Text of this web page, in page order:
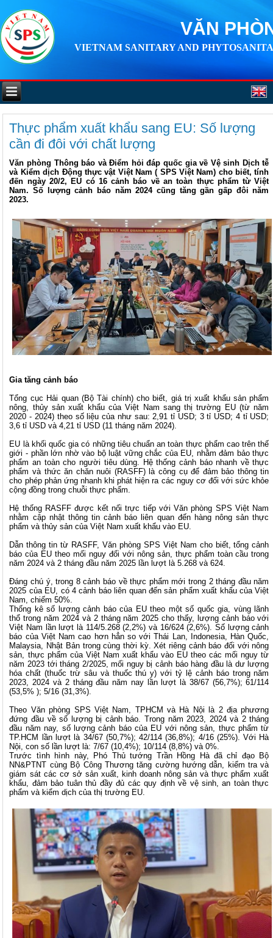
VĂN
VIETNAM SANITARY AND
Thực phẩm xuất khẩu sang EU: Số lượng
cần đi đôi với chất lượng
Văn phòng Thông báo và Điểm hỏi đáp quốc gia về Vệ sinh Dịch tễ
và Kiểm dịch Động thực vật Việt Nam ( SPS Việt Nam) cho biết, tính
đến ngày 20/2, EU có 16 cảnh báo về an toàn thực phẩm từ Việt
Nam. Số lượng cảnh báo năm 2024 cũng tăng gần gấp đôi năm
2023.
Gia tăng cảnh báo
Tổng cục Hải quan (Bộ Tài chính) cho biết, giá trị xuất khẩu sản phẩm
nông, thủy sản xuất khẩu của Việt Nam sang thị trường EU (từ năm
2020 - 2024) theo số liệu của như sau: 2,91 tỉ USD; 3 tỉ USD; 4 tỉ USD;
3,6 tỉ USD và 4,21 tỉ USD (11 tháng năm 2024).
EU là khối quốc gia có những tiêu chuẩn an toàn thực phẩm cao trên thế
giới - phần lớn nhờ vào bộ luật vững chắc của EU, nhằm đảm bảo thực
phẩm an toàn cho người tiêu dùng. Hệ thống cảnh báo nhanh về thực
phẩm và thức ăn chăn nuôi (RASFF) là công cụ để đảm bảo thông tin
cho phép phản ứng nhanh khi phát hiện ra các nguy cơ đối với sức khỏe
cộng đồng trong chuỗi thực phẩm.
Hệ thống RASFF được kết nối trực tiếp với Văn phòng SPS Việt Nam
nhằm cập nhật thông tin cảnh báo liên quan đến hàng nông sản thực
phẩm và thủy sản của Việt Nam xuất khẩu vào EU.
Dẫn thông tin từ RASFF, Văn phòng SPS Việt Nam cho biết, tổng cảnh
báo của EU theo mối nguy đối với nông sản, thực phẩm toàn cầu trong
năm 2024 và 2 tháng đầu năm 2025 lần lượt là 5.268 và 624.
Đáng chú ý, trong 8 cảnh báo về thực phẩm mới trong 2 tháng đầu năm
2025 của EU, có 4 cảnh báo liên quan đến sản phẩm xuất khẩu của Việt
Nam, chiếm 50%.
Thống kê số lượng cảnh báo của EU theo một số quốc gia, vùng lãnh
thổ trong năm 2024 và 2 tháng năm 2025 cho thấy, lượng cảnh báo với
Việt Nam lần lượt là 114/5.268 (2,2%) và 16/624 (2,6%). Số lượng cảnh
báo của Việt Nam cao hơn hẳn so với Thái Lan, Indonesia, Hàn Quốc,
Malaysia, Nhật Bản trong cùng thời kỳ. Xét riêng cảnh báo đối với nông
sản, thực phẩm của Việt Nam xuất khẩu vào EU theo các mối nguy từ
năm 2023 tới tháng 2/2025, mối nguy bị cảnh báo hàng đầu là dư lượng
hóa chất (thuốc trừ sâu và thuốc thú y) với tỷ lệ cảnh báo trong năm
2023, 2024 và 2 tháng đầu năm nay lần lượt là 38/67 (56,7%); 61/114
(53,5% ); 5/16 (31,3%).
Theo Văn phòng SPS Việt Nam, TPHCM và Hà Nội là 2 địa phương
đứng đầu về số lượng bị cảnh báo. Trong năm 2023, 2024 và 2 tháng
đầu năm nay, số lượng cảnh báo của EU với nông sản, thực phẩm từ
TP.HCM lần lượt là 34/67 (50,7%); 42/114 (36,8%); 4/16 (25%). Với Hà
Nội, con số lần lượt là: 7/67 (10,4%); 10/114 (8,8%) và 0%.
Trước tình hình này, Phó Thủ tướng Trần Hồng Hà đã chỉ đạo Bộ
NN&PTNT cùng Bộ Công Thương tăng cường hướng dẫn, kiểm tra và
giám sát các cơ sở sản xuất, kinh doanh nông sản và thực phẩm xuất
khẩu, đảm bảo tuân thủ đầy đủ các quy định về vệ sinh, an toàn thực
phẩm và kiểm dịch của thị trường EU.